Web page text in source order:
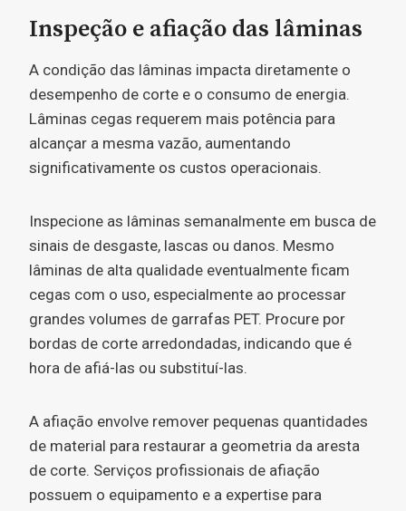
Inspeção e afiação das lâminas
A condição das lâminas impacta diretamente o
desempenho de corte e o consumo de energia.
Lâminas cegas requerem mais potência para
alcançar a mesma vazão, aumentando
significativamente os custos operacionais.
Inspecione as lâminas semanalmente em busca de
sinais de desgaste, lascas ou danos. Mesmo
lâminas de alta qualidade eventualmente ficam
cegas com o uso, especialmente ao processar
grandes volumes de garrafas PET. Procure por
bordas de corte arredondadas, indicando que é
hora de afiá-las ou substituí-las.
A afiação envolve remover pequenas quantidades
de material para restaurar a geometria da aresta
de corte. Serviços profissionais de afiação
possuem o equipamento e a expertise para